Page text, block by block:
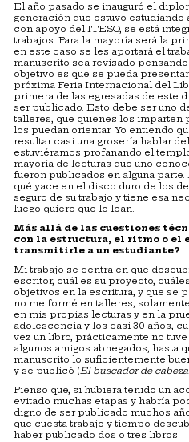
El año pasado se inauguró el
generación que estuvo estudiando
con apoyo del ITESO, se está
trabajos. Para la mayoría será la
en este caso se les aportará el
manuscrito sea revisado
objetivo es que se pueda
próxima Feria Internacional del
primera de las egresadas de este
ser publicado. Esto debe ser uno
talleres, que quienes los imparten
los puedan orientar. Yo entiendo
resultar casi una grosería hablar
estuviéramos profanando el
mayoría de lecturas que uno
fueron publicados en alguna
qué yace en el disco duro de los
seguro de su trabajo y tiene esa
luego quiere que lo lean.
Más allá de las cuestiones té
con la estructura, el ritmo o el
transmitirle a un estudiante?
Mi trabajo se centra en que
escritor, cuál es su proyecto,
objetivos en la escritura, y que se
no me formé en talleres,
en mis propias lecturas y en la
adolescencia y los casi 30 años,
vez un libro, prácticamente no
algunos amigos abnegados, hasta
manuscrito lo suficientemente
y se publicó (El buscador de
Pienso que, si hubiera tenido un
evitado muchas etapas y habría
digno de ser publicado muchos
que cuesta trabajo y tiempo
haber publicado dos o tres libros.